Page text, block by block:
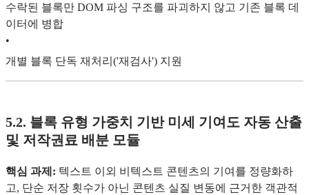
수락된 블록만 DOM 파싱 구조를 파괴하지 않고 기존 블록 데
이터에 병합
•
개별 블록 단독 재처리('재검사') 지원
5.2. 블록 유형 가중치 기반 미세 기여도 자동 산출
및 저작권료 배분 모듈
핵심 과제: 텍스트 이외 비텍스트 콘텐츠의 기여를 정량화하
고, 단순 저장 횟수가 아닌 콘텐츠 실질 변동에 근거한 객관적